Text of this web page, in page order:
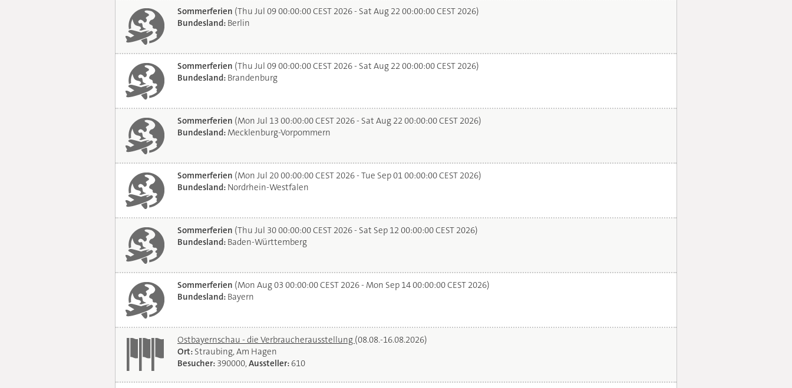
Sommerferien (Thu Jul 09 00:00:00 CEST 2026 - Sat Aug 22 00:00:00 CEST 2026)
Bundesland: Berlin
Sommerferien (Thu Jul 09 00:00:00 CEST 2026 - Sat Aug 22 00:00:00 CEST 2026)
Bundesland: Brandenburg
Sommerferien (Mon Jul 13 00:00:00 CEST 2026 - Sat Aug 22 00:00:00 CEST 2026)
Bundesland: Mecklenburg-Vorpommern
Sommerferien (Mon Jul 20 00:00:00 CEST 2026 - Tue Sep 01 00:00:00 CEST 2026)
Bundesland: Nordrhein-Westfalen
Sommerferien (Thu Jul 30 00:00:00 CEST 2026 - Sat Sep 12 00:00:00 CEST 2026)
Bundesland: Baden-Württemberg
Sommerferien (Mon Aug 03 00:00:00 CEST 2026 - Mon Sep 14 00:00:00 CEST 2026)
Bundesland: Bayern
Ostbayernschau - die Verbraucherausstellung (08.08.-16.08.2026)
Ort: Straubing, Am Hagen
Besucher: 390000,Aussteller: 610